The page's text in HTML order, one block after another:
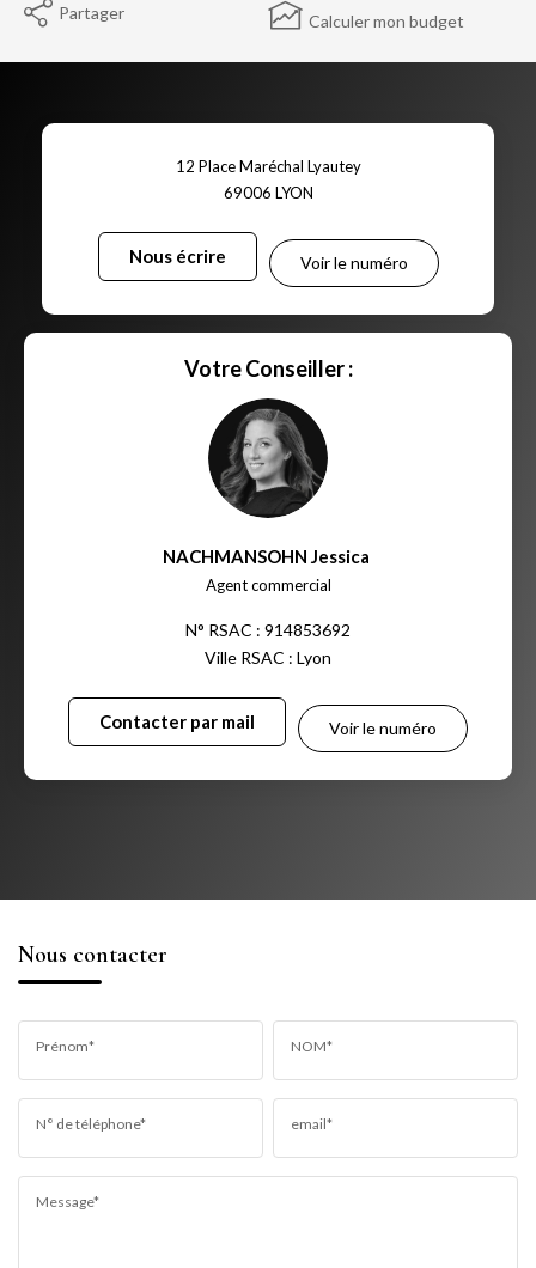
Partager
Calculer mon budget
12 Place Maréchal Lyautey
69006 LYON
Nous écrire Voir le numéro
Votre Conseiller :
NACHMANSOHN Jessica
Agent commercial
N° RSAC : 914853692
Ville RSAC : Lyon
Contacter par mail Voir le numéro
Nous contacter
Prénom* NOM*
N° de téléphone* email*
Message*